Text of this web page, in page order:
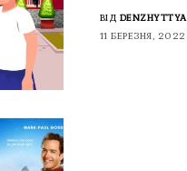
ВІД DENZHYTTYA
11 БЕРЕЗНЯ, 2022